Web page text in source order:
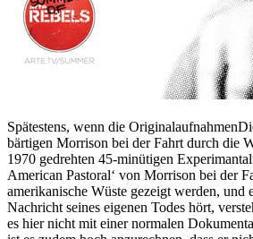
Spätestens, wenn die Originalaufnahmen
bärtigen Morrison bei der Fahrt durch die
1970 gedrehten 45-minütigen
American Pastoral‘ von Morrison bei der
amerikanische Wüste gezeigt werden, und
Nachricht seines eigenen Todes hört,
es hier nicht mit einer normalen